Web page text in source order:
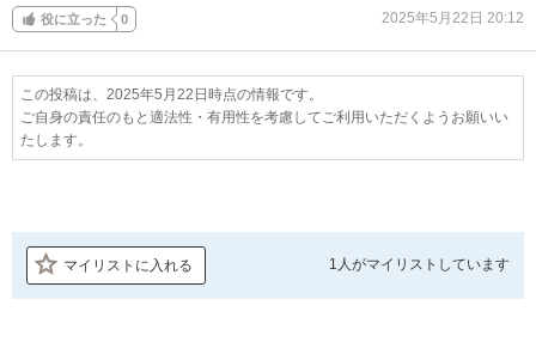
役に立った 0 2025年5月22日 20:12
この投稿は、2025年5月22日時点の情報です。
ご自身の責任のもと適法性・有用性を考慮してご利用いただくようお願いい
たします。
マイリストに入れる 1人がマイリストしています